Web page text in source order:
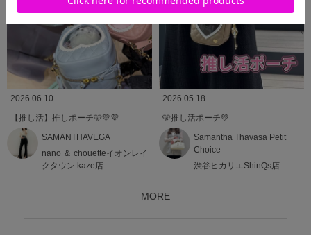
2026.06.10
【推し活】推しポーチ🩵💛💜
SAMANTHAVEGA
nano ＆ chouetteイオンレイ
クタウン kaze店
2026.05.18
🩵推し活ポーチ💛
Samantha Thavasa Petit
Choice
渋谷ヒカリエShinQs店
MORE